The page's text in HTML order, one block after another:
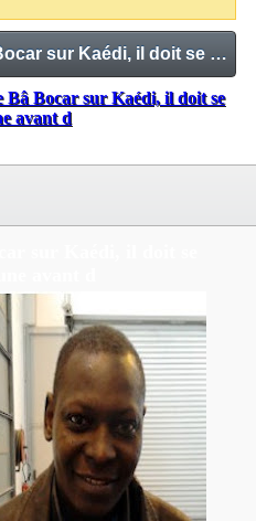
Les mensonges de Bâ Bocar sur Kaédi, il doit se repentir devant Diko Hanoune avant d
Bâ Bocar sur Kaédi, il doit se
avant d